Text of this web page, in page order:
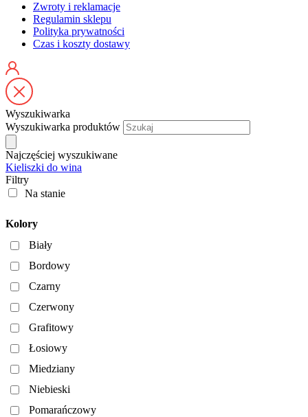
Zwroty i reklamacje
Regulamin sklepu
Polityka prywatności
Czas i koszty dostawy
Wyszukiwarka
Wyszukiwarka produktów
Najczęściej wyszukiwane
Kieliszki do wina
Filtry
Na stanie
Kolory
Biały
Bordowy
Czarny
Czerwony
Grafitowy
Łosiowy
Miedziany
Niebieski
Pomarańczowy